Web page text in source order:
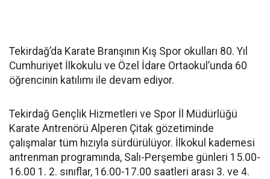
Tekirdağ’da Karate Branşının Kış Spor okulları 80. Yıl
Cumhuriyet İlkokulu ve Özel İdare Ortaokul’unda 60
öğrencinin katılımı ile devam ediyor.
Tekirdağ Gençlik Hizmetleri ve Spor İl Müdürlüğü
Karate Antrenörü Alperen Çitak gözetiminde
çalışmalar tüm hızıyla sürdürülüyor. İlkokul kademesi
antrenman programında, Salı-Perşembe günleri 15.00-
16.00 1. 2. sınıflar, 16.00-17.00 saatleri arası 3. ve 4.